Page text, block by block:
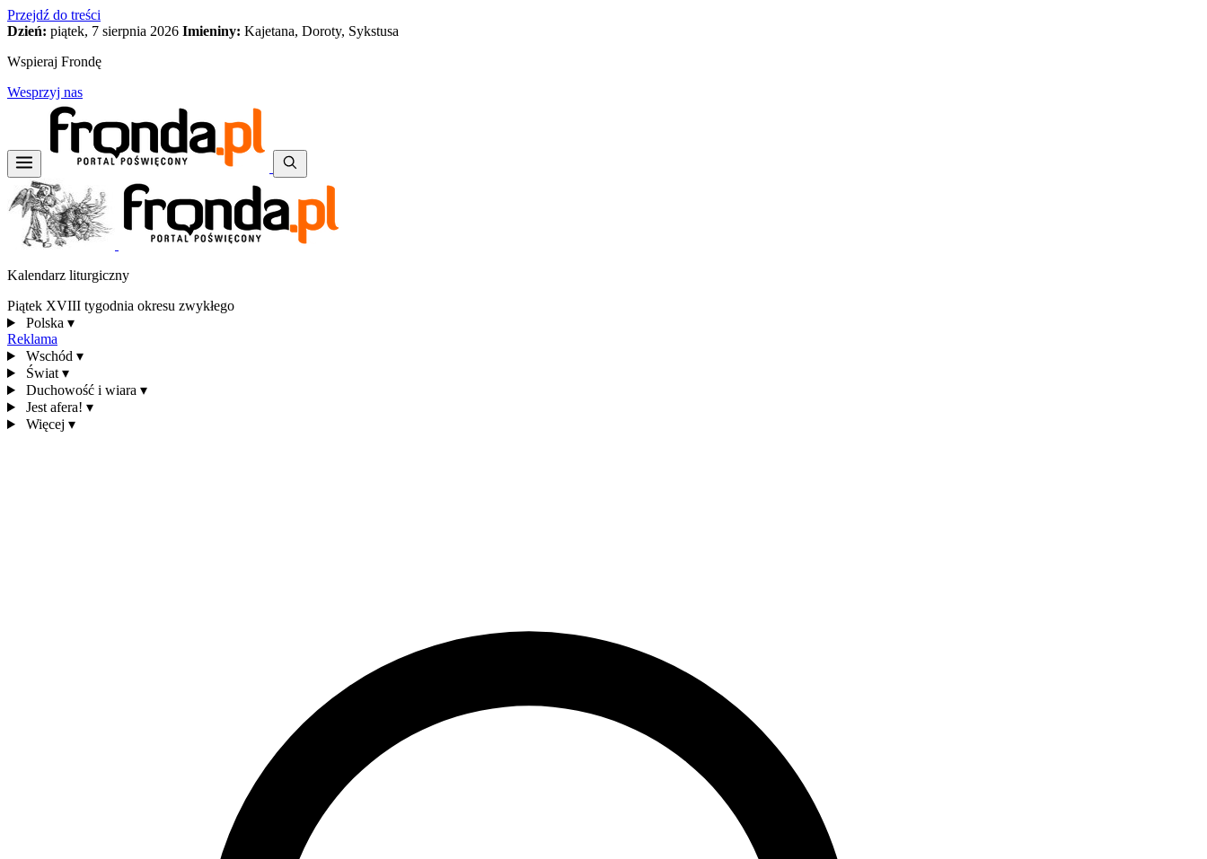
Przejdź do treści
Dzień: piątek, 7 sierpnia 2026 Imieniny: Kajetana, Doroty, Sykstusa
Wspieraj Frondę
Wesprzyj nas
Kalendarz liturgiczny
Piątek XVIII tygodnia okresu zwykłego
Polska ▾
Reklama
Wschód ▾
Świat ▾
Duchowość i wiara ▾
Jest afera! ▾
Więcej ▾